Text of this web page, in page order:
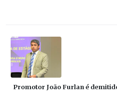
Promotor João Furlan é